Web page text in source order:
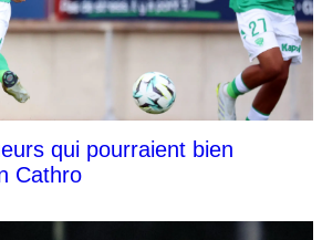
qui pourraient bien
Cathro